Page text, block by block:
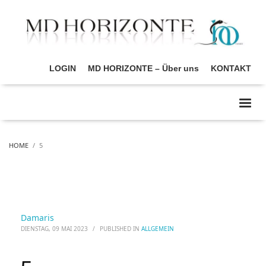
LOGIN MD HORIZONTE – Über uns KONTAKT
HOME 5
Damaris
DIENSTAG, 09 MAI 2023 / PUBLISHED IN ALLGEMEIN